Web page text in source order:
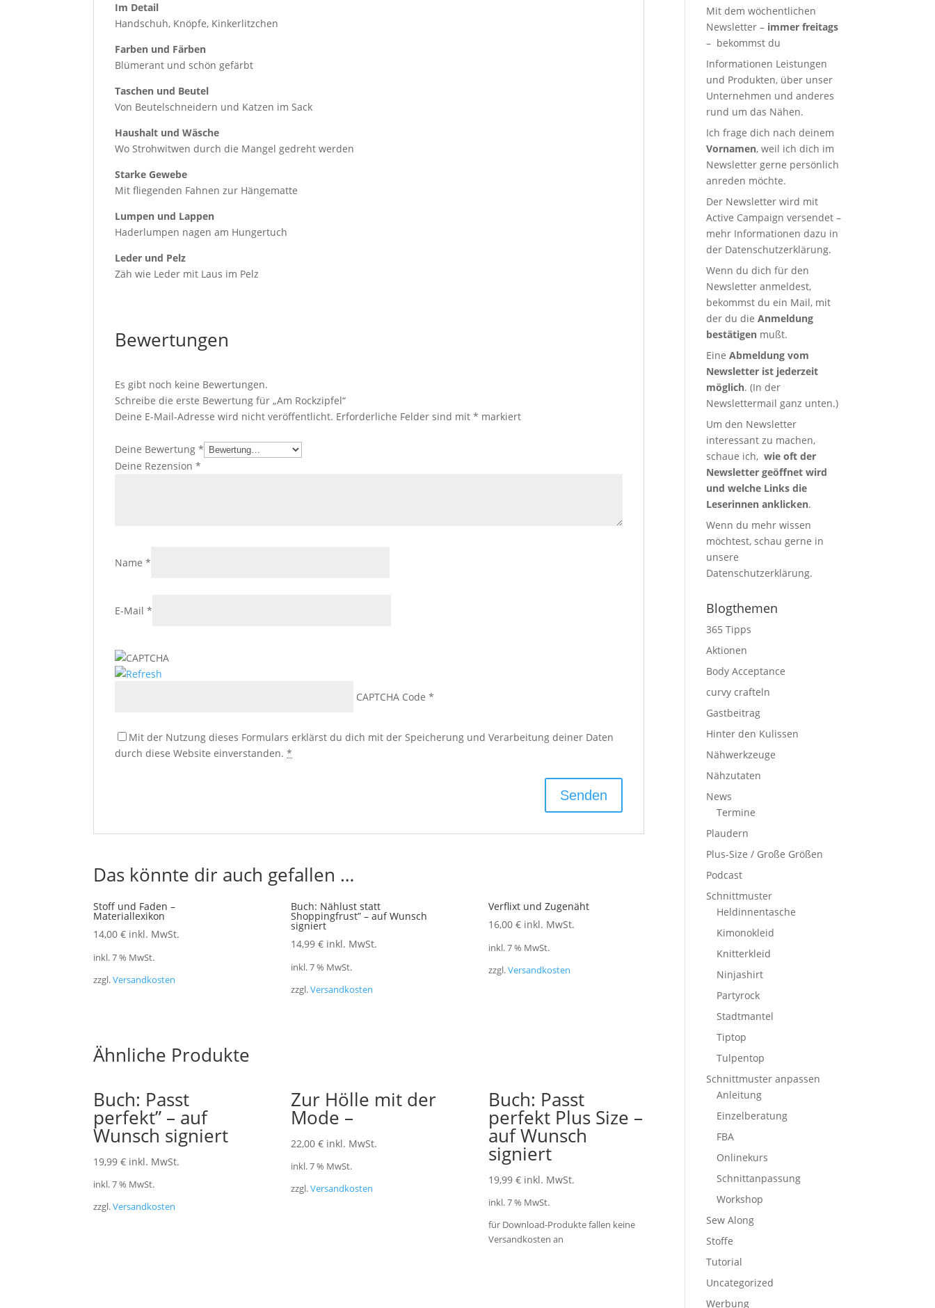
Im Detail
Handschuh, Knöpfe, Kinkerlitzchen
Farben und Färben
Blümerant und schön gefärbt
Taschen und Beutel
Von Beutelschneidern und Katzen im Sack
Haushalt und Wäsche
Wo Strohwitwen durch die Mangel gedreht werden
Starke Gewebe
Mit fliegenden Fahnen zur Hängematte
Lumpen und Lappen
Haderlumpen nagen am Hungertuch
Leder und Pelz
Zäh wie Leder mit Laus im Pelz
Bewertungen
Es gibt noch keine Bewertungen.
Schreibe die erste Bewertung für „Am Rockzipfel“
Deine E-Mail-Adresse wird nicht veröffentlicht. Erforderliche Felder sind mit* markiert
Deine Bewertung*
Deine Rezension*
Name*
E-Mail*
CAPTCHA Code *
Mit der Nutzung dieses Formulars erklärst du dich mit der Speicherung und Verarbeitung deiner Daten
durch diese Website einverstanden.*
Das könnte dir auch gefallen …
Stoff und Faden –
Materiallexikon
14,00€ inkl. MwSt.
inkl. 7 % MwSt.
zzgl.Versandkosten
Buch: Nählust statt
Shoppingfrust” – auf Wunsch
signiert
14,99 € inkl. MwSt.
inkl. 7 % MwSt.
zzgl.Versandkosten
Verflixt und Zugenäht
16,00 € inkl. MwSt.
inkl. 7 % MwSt.
zzgl.Versandkosten
Ähnliche Produkte
Buch: Passt
perfekt” – auf
Wunsch signiert
19,99€ inkl. MwSt.
inkl. 7 % MwSt.
zzgl.Versandkosten
Zur Hölle mit der
Mode –
22,00 € inkl. MwSt.
inkl. 7 % MwSt.
zzgl.Versandkosten
Buch: Passt
perfekt Plus Size –
auf Wunsch
signiert
19,99 € inkl. MwSt.
inkl. 7 % MwSt.
für Download-Produkte fallen keine
Versandkosten an
Mit dem wöchentlichen
Newsletter – immer freitags
– bekommst du
Informationen Leistungen
und Produkten, über unser
Unternehmen und anderes
rund um das Nähen.
Ich frage dich nach deinem
Vornamen, weil ich dich im
Newsletter gerne persönlich
anreden möchte.
Der Newsletter wird mit
Active Campaign versendet –
mehr Informationen dazu in
der Datenschutzerklärung.
Wenn du dich für den
Newsletter anmeldest,
bekommst du ein Mail, mit
der du dieAnmeldung
bestätigen mußt.
EineAbmeldung vom
Newsletter ist jederzeit
möglich. (In der
Newslettermail ganz unten.)
Um den Newsletter
interessant zu machen,
schaue ich,wie oft der
Newsletter geöffnet wird
und welche Links die
Leserinnen anklicken.
Wenn du mehr wissen
möchtest, schau gerne in
unsere
Datenschutzerklärung.
Blogthemen
365 Tipps
Aktionen
Body Acceptance
curvy crafteln
Gastbeitrag
Hinter den Kulissen
Nähwerkzeuge
Nähzutaten
News
Termine
Plaudern
Plus-Size / Große Größen
Podcast
Schnittmuster
Heldinnentasche
Kimonokleid
Knitterkleid
Ninjashirt
Partyrock
Stadtmantel
Tiptop
Tulpentop
Schnittmuster anpassen
Anleitung
Einzelberatung
FBA
Onlinekurs
Schnittanpassung
Workshop
Sew Along
Stoffe
Tutorial
Uncategorized
Werbung